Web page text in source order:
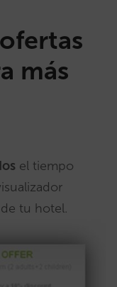
más
el tiempo
tu hotel.